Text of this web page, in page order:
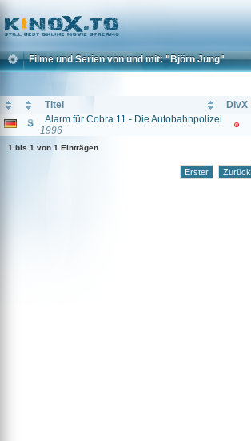
Home
Filme und Serien von und mit: "Björn Jung"
Titel DivX
Alarm für Cobra 11 - Die Autobahnpolizei
1996
1 bis 1 von 1 Einträgen
Erster Zurück